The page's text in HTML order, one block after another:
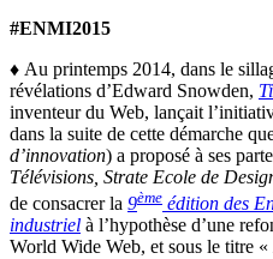
#ENMI2015
♦ Au printemps 2014, dans le
révélations d’Edward Snowden,
inventeur du Web, lançait
dans la suite de cette démarche
d’innovation) a proposé à ses
Télévisions, Strate Ecole de
de consacrer la 9ème édition des
industriel à l’hypothèse d’une
World Wide Web, et sous le titre «